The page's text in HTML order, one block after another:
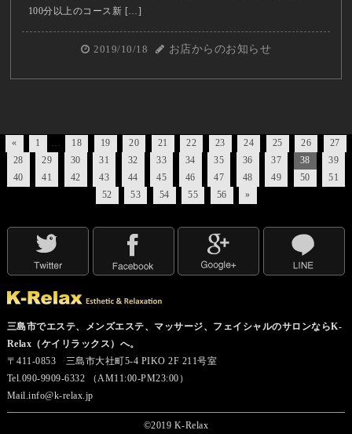
100分以上のコース新 […]
2019/10/18 お店からのお知らせ
« 1 … 18 19 20 21 22 23 24 25 26
27
28
29 30 31 32 33 34 35 36 37 38
39
40
41 42 43 44 45 46 47 48 49 50
51
52
53 54 55 56 »
三島市でエステ、メンズエステ、マッサージ、フェイシャルのサロンならK-
Relax（ケイリラックス）へ。
〒411-0853 三島市大社町5-4 PIKO 2F 211号室
Tel.090-9909-6332 （AM11:00-PM23:00）
Mail.info@k-relax.jp
©2019 K-Relax